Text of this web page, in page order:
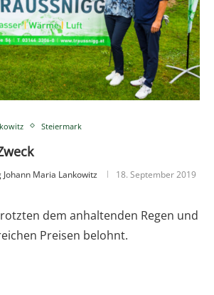
Steiermark
Maria Lankowitz
18. September 2019
dem anhaltenden Regen und
Preisen belohnt.